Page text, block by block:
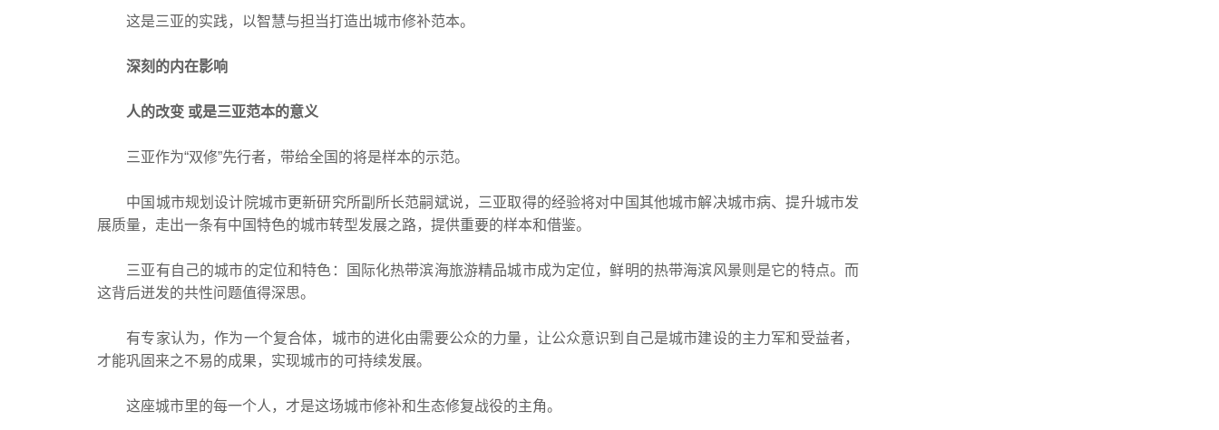
这是三亚的实践，以智慧与担当打造出城市修补范本。
深刻的内在影响
人的改变 或是三亚范本的意义
三亚作为“双修”先行者，带给全国的将是样本的示范。
中国城市规划设计院城市更新研究所副所长范嗣斌说，三亚取得的经验将对中国其他城市解决城市病、提升城市发
展质量，走出一条有中国特色的城市转型发展之路，提供重要的样本和借鉴。
三亚有自己的城市的定位和特色：国际化热带滨海旅游精品城市成为定位，鲜明的热带海滨风景则是它的特点。而
这背后迸发的共性问题值得深思。
有专家认为，作为一个复合体，城市的进化由需要公众的力量，让公众意识到自己是城市建设的主力军和受益者，
才能巩固来之不易的成果，实现城市的可持续发展。
这座城市里的每一个人，才是这场城市修补和生态修复战役的主角。